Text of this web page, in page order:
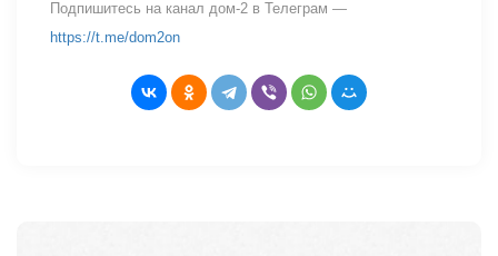
Подпишитесь на канал дом-2 в Телеграм —
https://t.me/dom2on